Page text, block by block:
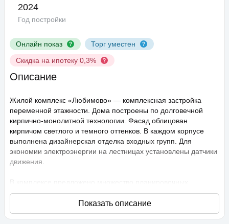
Онлайн показ
Торг уместен
Скидка на ипотеку 0,3%
2024
Год постройки
Описание
Жилой комплекс «Любимово» — комплексная застройка
переменной этажности. Дома построены по долговечной
кирпично-монолитной технологии. Фасад облицован
кирпичом светлого и темного оттенков. В каждом корпусе
выполнена дизайнерская отделка входных групп. Для
экономии электроэнергии на лестницах установлены датчики
движения.
В комплексе предложено множество планировочных
решений: в наличии квартиры, как классического типа, так и
европланировки. Они сдаются с подчистовой отделкой,
высота потолков составляет 2,75 метра. В квартирах